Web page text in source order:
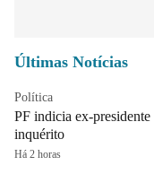
Últimas Notícias
Política
PF indicia ex-
inquérito
Há 2 horas